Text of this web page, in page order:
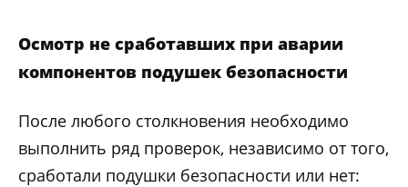
Осмотр не сработавших при аварии
компонентов подушек безопасности
После любого столкновения необходимо
выполнить ряд проверок, независимо от того,
сработали подушки безопасности или нет: